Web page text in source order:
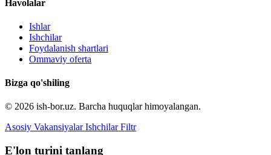
Havolalar
Ishlar
Ishchilar
Foydalanish shartlari
Ommaviy oferta
Bizga qo'shiling
© 2026 ish-bor.uz. Barcha huquqlar himoyalangan.
Asosiy Vakansiyalar Ishchilar Filtr
E'lon turini tanlang